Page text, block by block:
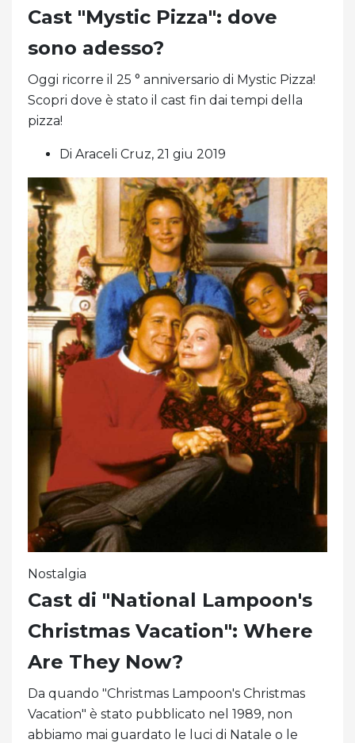
Cast "Mystic Pizza": dove
sono adesso?
Oggi ricorre il 25 ° anniversario di Mystic Pizza!
Scopri dove è stato il cast fin dai tempi della
pizza!
Di Araceli Cruz, 21 giu 2019
Nostalgia
Cast di "National Lampoon's
Christmas Vacation": Where
Are They Now?
Da quando "Christmas Lampoon's Christmas
Vacation" è stato pubblicato nel 1989, non
abbiamo mai guardato le luci di Natale o le